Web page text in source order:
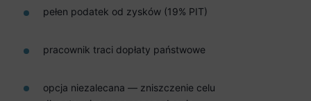
pełen podatek od zysków (19% PIT)
pracownik traci dopłaty państwowe
opcja niezalecana — zniszczenie celu